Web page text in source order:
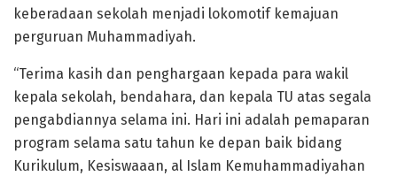
keberadaan sekolah menjadi lokomotif kemajuan
perguruan Muhammadiyah.
“Terima kasih dan penghargaan kepada para wakil
kepala sekolah, bendahara, dan kepala TU atas segala
pengabdiannya selama ini. Hari ini adalah pemaparan
program selama satu tahun ke depan baik bidang
Kurikulum, Kesiswaaan, al Islam Kemuhammadiyahan